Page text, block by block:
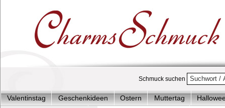
Schmuck suchen
Valentinstag Geschenkideen Ostern Muttertag